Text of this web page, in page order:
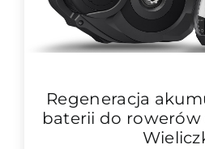
Regeneracja
baterii do